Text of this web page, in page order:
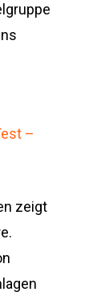
–
zeigt